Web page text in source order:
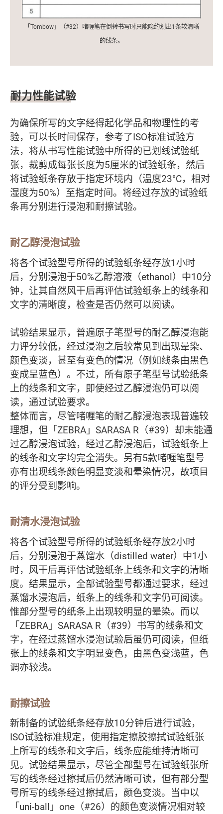
「Tombow」（#32）啫喱笔在倒转书写时只能隐约划出1条较清晰
的线条。
耐力性能试验
为确保所写的文字经得起化学品和物理性的考
验，可以长时间保存，参考了ISO标准试验方
法，将从书写性能试验中所得的已划线试验纸
张，裁剪成每张长度为5厘米的试验纸条，然后
将试验纸条存放于指定环境内（温度23°C，相对
湿度为50%）至指定时间。将经过存放的试验纸
条再分别进行浸泡和耐擦试验。
耐乙醇浸泡试验
将各个试验型号所得的试验纸条经存放1小时
后，分别浸泡于50%乙醇溶液（ethanol）中10分
钟，让其自然风干后再评估试验纸条上的线条和
文字的清晰度，检查是否仍然可以阅读。
试验结果显示，普遍原子笔型号的耐乙醇浸泡能
力评分较低，经过浸泡之后较常见到出现晕染、
颜色变淡，甚至有变色的情况（例如线条由黑色
变成呈蓝色）。不过，所有原子笔型号试验纸条
上的线条和文字，即使经过乙醇浸泡仍可以阅
读，通过试验要求。
整体而言，尽管啫喱笔的耐乙醇浸泡表现普遍较
理想，但「ZEBRA」SARASA R（#39）却未能通
过乙醇浸泡试验，经过乙醇浸泡后，试验纸条上
的线条和文字均完全消失。另有5款啫喱笔型号
亦有出现线条颜色明显变淡和晕染情况，故项目
的评分受到影响。
耐清水浸泡试验
将各个试验型号所得的试验纸条经存放2小时
后，分别浸泡于蒸馏水（distilled water）中1小
时，风干后再评估试验纸条上线条和文字的清晰
度。结果显示，全部试验型号都通过要求，经过
蒸馏水浸泡后，纸条上的线条和文字仍可阅读。
惟部分型号的纸条上出现较明显的晕染。而以
「ZEBRA」SARASA R（#39）书写的线条和文
字，在经过蒸馏水浸泡试验后虽仍可阅读，但纸
张上的线条和文字明显变色，由黑色变浅蓝，色
调亦较浅。
耐擦试验
新制备的试验纸条经存放10分钟后进行试验，
ISO试验标准规定，使用指定擦胶擦拭试验纸张
上所写的线条和文字后，线条应能维持清晰可
见。试验结果显示，尽管全部型号在试验纸张所
写的线条经过擦拭后仍然清晰可读，但有部分型
号所写的线条经过擦拭后，颜色变淡。当中以
「uni-ball」one（#26）的颜色变淡情况相对较